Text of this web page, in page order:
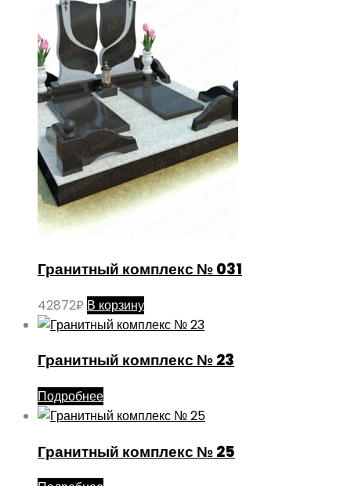
Гранитный комплекс № 031
42872₽ В корзину
Гранитный комплекс № 23
Подробнее
Гранитный комплекс № 25